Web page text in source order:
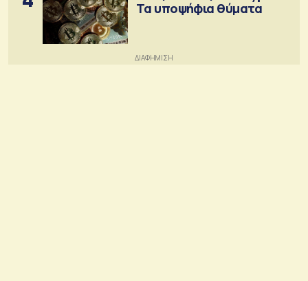
Τα υποψήφια θύματα